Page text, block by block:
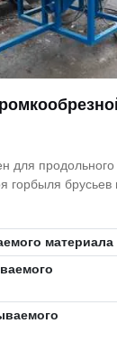
для продольного
горбыля брусьев
материала